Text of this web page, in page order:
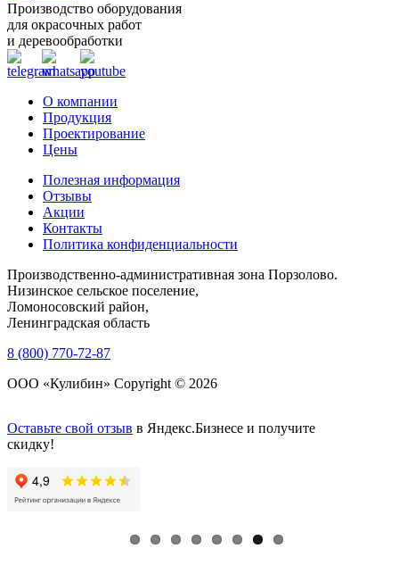
Производство оборудования
для окрасочных работ
и деревообработки
О компании
Продукция
Проектирование
Цены
Полезная информация
Отзывы
Акции
Контакты
Политика конфиденциальности
Производственно-административная зона Порзолово.
Низинское сельское поселение,
Ломоносовский район,
Ленинградская область
8 (800) 770-72-87
ООО «Кулибин» Copyright © 2026
Оставьте свой отзыв в Яндекс.Бизнесе и получите
скидку!